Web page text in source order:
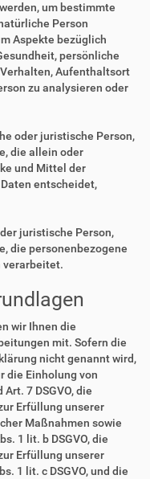
um bestimmte
Person
Aspekte bezüglich
persönliche
Aufenthaltsort
zu analysieren oder
oder juristische Person,
die allein oder
und Mittel der
entscheidet,
juristische Person,
die personenbezogene
verarbeitet.
wir Ihnen die
mit. Sofern die
nicht genannt wird,
die Einholung von
7 DSGVO, die
Erfüllung unserer
Maßnahmen sowie
1 lit. b DSGVO, die
Erfüllung unserer
1 lit. c DSGVO, und die